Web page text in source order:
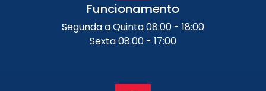
Funcionamento
Segunda a Quinta 08:00 - 18:00
Sexta 08:00 - 17:00